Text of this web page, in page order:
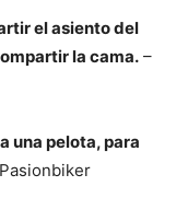
el asiento del
la cama. –
una pelota, para